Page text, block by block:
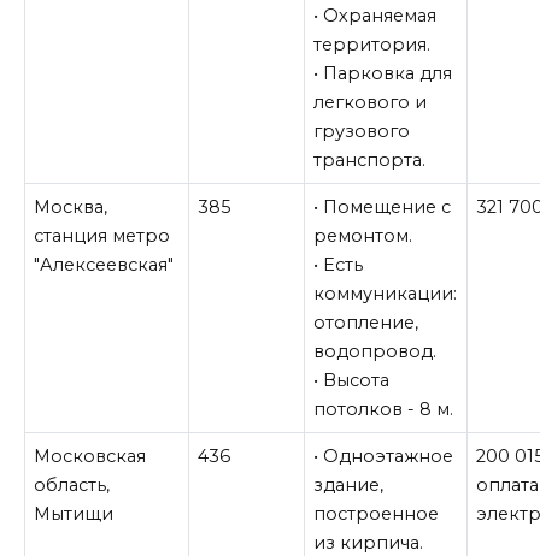
• Охраняемая
территория.
• Парковка для
легкового и
грузового
транспорта.
Москва,
станция метро
"Алексеевская"
385
• Помещение с
ремонтом.
• Есть
коммуникации:
отопление,
водопровод.
• Высота
потолков - 8 м.
321
Московская
область,
Мытищи
436
• Одноэтажное
здание,
построенное
из кирпича.
200
оплата